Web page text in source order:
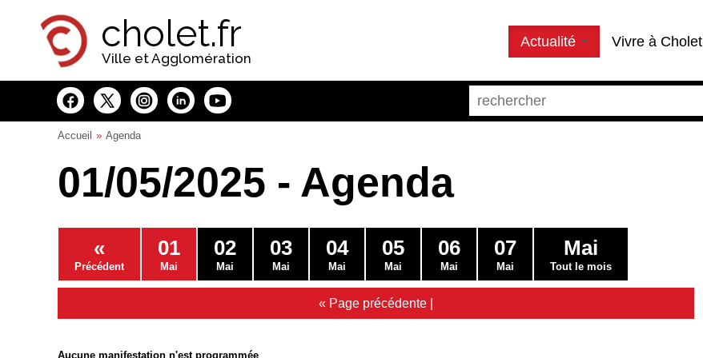
cholet.fr
Ville et Agglomération
Actualité Vivre à Cholet
Accueil Agenda
01/05/2025 - Agenda
«
Précédent
01
Mai
02
Mai
03
Mai
04
Mai
05
Mai
06
Mai
07
Mai
Mai
Tout le mois
« Page précédente |
Aucune manifestation n'est programmée